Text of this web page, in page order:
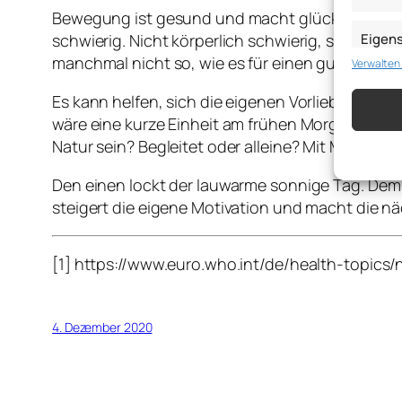
Bewegung ist gesund und macht glücklich.
schwierig. Nicht körperlich schwierig, sondern
manchmal nicht so, wie es für einen gut wäre.
Es kann helfen, sich die eigenen Vorlieben
wäre eine kurze Einheit am frühen Morgen
Natur sein? Begleitet oder alleine? Mit Musik
Den einen lockt der lauwarme sonnige Tag.
steigert die eigene Motivation und macht die
[1] https://www.euro.who.int/de/health-
4. Dezember 2020